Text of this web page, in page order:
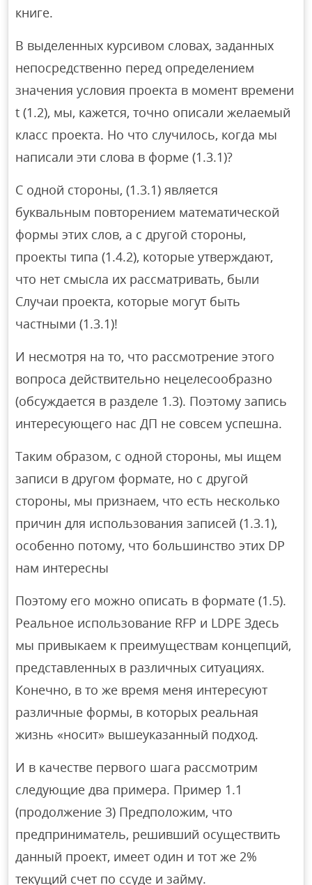
книге.
В выделенных курсивом словах, заданных
непосредственно перед определением
значения условия проекта в момент времени
t (1.2), мы, кажется, точно описали желаемый
класс проекта. Но что случилось, когда мы
написали эти слова в форме (1.3.1)?
С одной стороны, (1.3.1) является
буквальным повторением математической
формы этих слов, а с другой стороны,
проекты типа (1.4.2), которые утверждают,
что нет смысла их рассматривать, были
Случаи проекта, которые могут быть
частными (1.3.1)!
И несмотря на то, что рассмотрение этого
вопроса действительно нецелесообразно
(обсуждается в разделе 1.3). Поэтому запись
интересующего нас ДП не совсем успешна.
Таким образом, с одной стороны, мы ищем
записи в другом формате, но с другой
стороны, мы признаем, что есть несколько
причин для использования записей (1.3.1),
особенно потому, что большинство этих DP
нам интересны
Поэтому его можно описать в формате (1.5).
Реальное использование RFP и LDPE Здесь
мы привыкаем к преимуществам концепций,
представленных в различных ситуациях.
Конечно, в то же время меня интересуют
различные формы, в которых реальная
жизнь «носит» вышеуказанный подход.
И в качестве первого шага рассмотрим
следующие два примера. Пример 1.1
(продолжение 3) Предположим, что
предприниматель, решивший осуществить
данный проект, имеет один и тот же 2%
текущий счет по ссуде и займу.